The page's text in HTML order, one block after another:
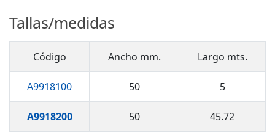
Tallas/medidas
Código Ancho mm. Largo mts.
A9918100 50 5
A9918200 50 45.72